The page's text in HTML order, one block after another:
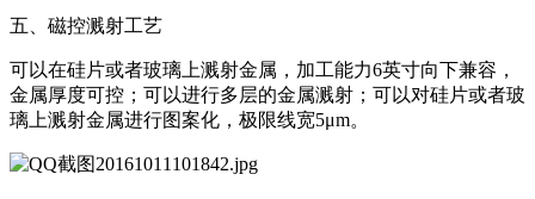
五、磁控溅射工艺
可以在硅片或者玻璃上溅射金属，加工能力6英寸向下兼容，
金属厚度可控；可以进行多层的金属溅射；可以对硅片或者玻
璃上溅射金属进行图案化，极限线宽5μm。